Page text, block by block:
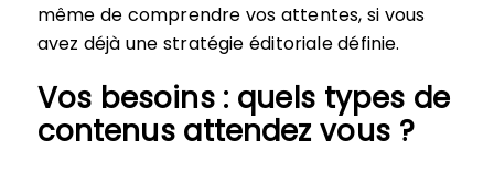
même de comprendre vos attentes, si vous
avez déjà une stratégie éditoriale définie.
Vos besoins : quels types de
contenus attendez vous ?